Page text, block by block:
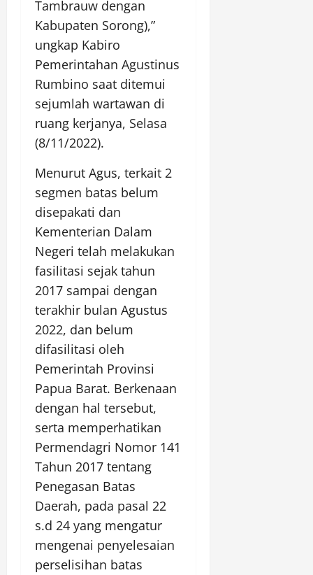
Tambrauw dengan
Kabupaten Sorong),”
ungkap Kabiro
Pemerintahan Agustinus
Rumbino saat ditemui
sejumlah wartawan di
ruang kerjanya, Selasa
(8/11/2022).
Menurut Agus, terkait 2
segmen batas belum
disepakati dan
Kementerian Dalam
Negeri telah melakukan
fasilitasi sejak tahun
2017 sampai dengan
terakhir bulan Agustus
2022, dan belum
difasilitasi oleh
Pemerintah Provinsi
Papua Barat. Berkenaan
dengan hal tersebut,
serta memperhatikan
Permendagri Nomor 141
Tahun 2017 tentang
Penegasan Batas
Daerah, pada pasal 22
s.d 24 yang mengatur
mengenai penyelesaian
perselisihan batas